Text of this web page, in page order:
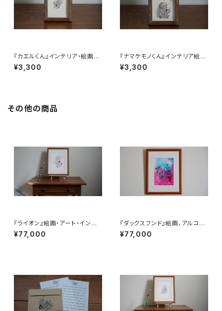
『カエルくん』インテリア・絵画・
ポストカード
¥3,300
『ナマケモノくん』インテリア絵
画・ポストカード・額縁
¥3,300
その他の商品
『ライオン』絵画・アート・インテ
リア
¥77,000
『ダックスフンド』絵画、アルコー
ルインクアート、線画、アート
¥77,000